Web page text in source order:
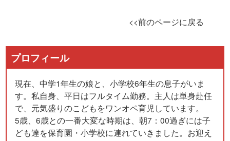
<<前のページに戻る
プロフィール
現在、中学1年生の娘と、小学校6年生の息子がいま
す。私自身、平日はフルタイム勤務。主人は単身赴任
で、元気盛りのこどもをワンオペ育児しています。
5歳、6歳との一番大変な時期は、朝7：00過ぎには子
ども達を保育園・小学校に連れていきました。お迎え